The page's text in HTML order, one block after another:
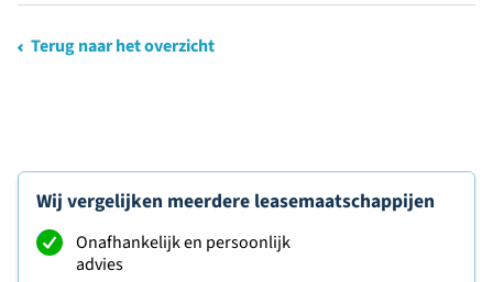
Terug naar het overzicht
Wij vergelijken meerdere leasemaatschappijen
Onafhankelijk en persoonlijk
advies